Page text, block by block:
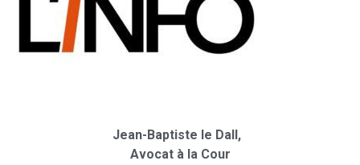
Jean-Baptiste le Dall,
Avocat à la Cour